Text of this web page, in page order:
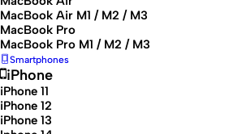
MacBook Air M1 / M2 / M3
MacBook Pro
MacBook Pro M1 / M2 / M3
Smartphones
iPhone
iPhone 11
iPhone 12
iPhone 13